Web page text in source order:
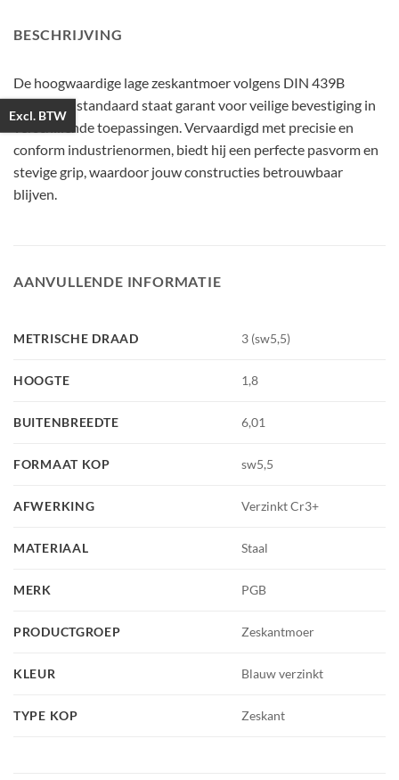
BESCHRIJVING
De hoogwaardige lage zeskantmoer volgens DIN 439B
metrische standaard staat garant voor veilige bevestiging in
verschillende toepassingen. Vervaardigd met precisie en
conform industrienormen, biedt hij een perfecte pasvorm en
stevige grip, waardoor jouw constructies betrouwbaar
blijven.
AANVULLENDE INFORMATIE
METRISCHE DRAAD 3 (sw5,5)
HOOGTE 1,8
BUITENBREEDTE 6,01
FORMAAT KOP sw5,5
AFWERKING Verzinkt Cr3+
MATERIAAL Staal
MERK PGB
PRODUCTGROEP Zeskantmoer
KLEUR Blauw verzinkt
TYPE KOP Zeskant
Excl. BTW